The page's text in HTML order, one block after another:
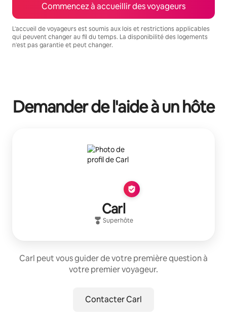
Commencez à accueillir des voyageurs
L'accueil de voyageurs est soumis aux lois et restrictions applicables
qui peuvent changer au fil du temps. La disponibilité des logements
n'est pas garantie et peut changer.
Demander de l'aide à un hôte
Carl
Superhôte
Carl peut vous guider de votre première question à
votre premier voyageur.
Contacter Carl